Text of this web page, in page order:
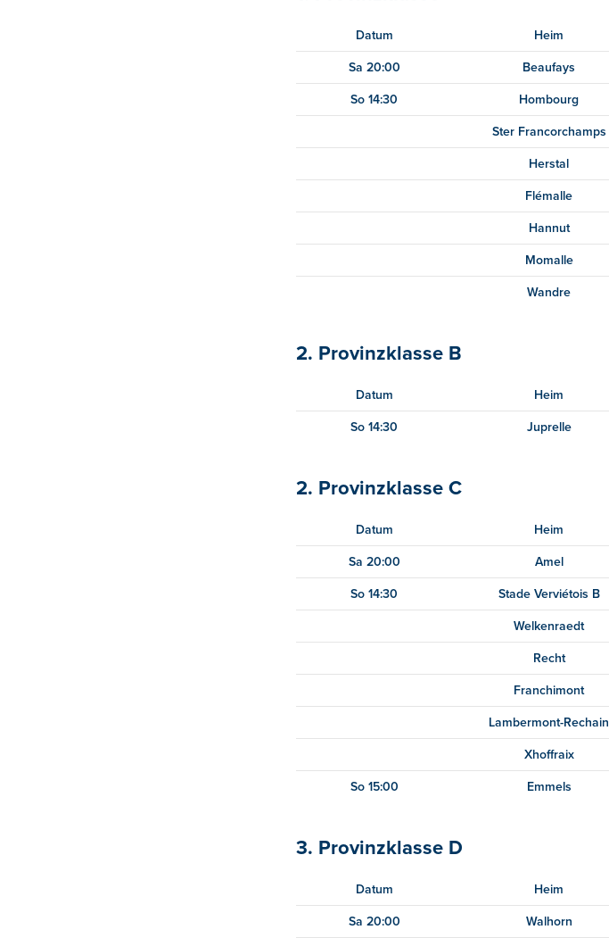
Datum Heim
Sa 20:00 Beaufays
So 14:30 Hombourg
Ster Francorchamps
Herstal
Flémalle
Hannut
Momalle
Wandre
2. Provinzklasse B
Datum Heim
So 14:30 Juprelle
2. Provinzklasse C
Datum Heim
Sa 20:00 Amel
So 14:30 Stade Verviétois B
Welkenraedt
Recht
Franchimont
Lambermont-Rechain
Xhoffraix
So 15:00 Emmels
3. Provinzklasse D
Datum Heim
Sa 20:00 Walhorn